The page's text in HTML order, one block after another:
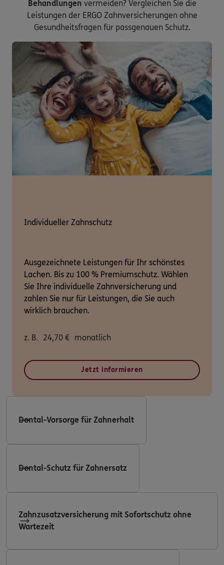
Behandlungen vermeiden? Vergleichen Sie die
Leistungen der ERGO Zahnversicherungen ohne
Gesundheitsfragen für passgenauen Schutz.
Individueller Zahnschutz
Ausgezeichnete Leistungen für Ihr schönstes
Lachen. Bis zu 100 % Premiumschutz. Wählen
Sie Ihre individuelle Zahnversicherung und
zahlen Sie nur für Leistungen, die Sie auch
wirklich brauchen.
z. B. 24,70 € monatlich
Jetzt informieren
Dental-Vorsorge für Zahnerhalt
Dental-Schutz für Zahnersatz
Zahnzusatzversicherung mit Sofortschutz ohne
Wartezeit